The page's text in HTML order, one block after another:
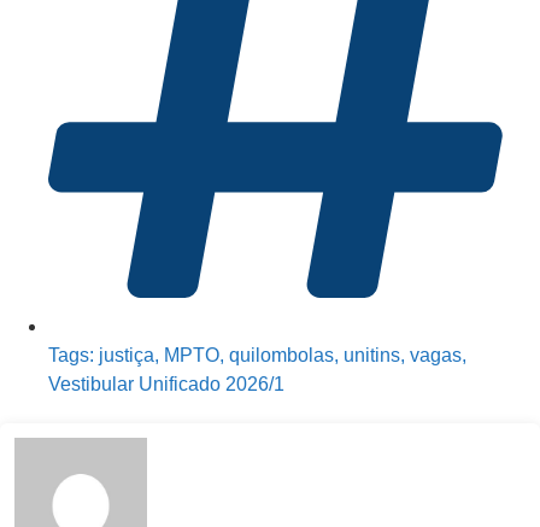
Tags: justiça, MPTO, quilombolas, unitins, vagas,
Vestibular Unificado 2026/1